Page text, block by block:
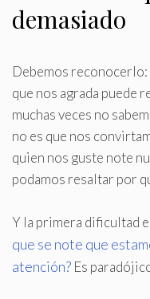
demasiado
Debemos
que nos agrada puede
muchas veces no
no es que nos
quien nos guste note
podamos resaltar por
Y la primera dificultad
que se note que
atención? Es